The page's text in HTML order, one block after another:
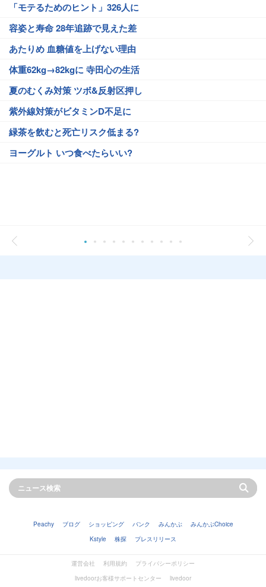
「モテるためのヒント」326人に
容姿と寿命 28年追跡で見えた差
あたりめ 血糖値を上げない理由
体重62kg→82kgに 寺田心の生活
夏のむくみ対策 ツボ&反射区押し
紫外線対策がビタミンD不足に
緑茶を飲むと死亡リスク低まる?
ヨーグルト いつ食べたらいい?
Peachy ブログ ショッピング バンク みんかぶ
みんかぶChoice
Kstyle
株探 プレスリリース
運営会社 利用規約
プライバシーポリシー
livedoorお客様サポートセンター
livedoor